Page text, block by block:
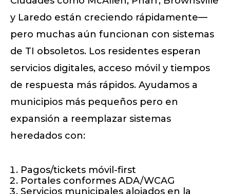
y Laredo están creciendo rápidamente—
pero muchas aún funcionan con sistemas
de TI obsoletos. Los residentes esperan
servicios digitales, acceso móvil y tiempos
de respuesta más rápidos. Ayudamos a
municipios más pequeños pero en
expansión a reemplazar sistemas
heredados con:
Pagos/tickets móvil-first
Portales conformes ADA/WCAG
Servicios municipales alojados en la